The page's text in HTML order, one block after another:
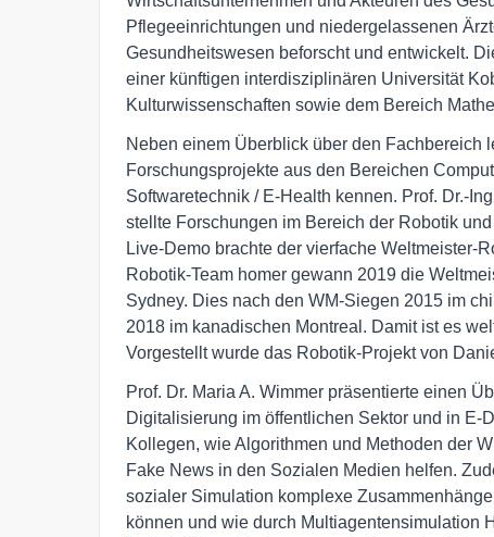
Pflegeeinrichtungen und niedergelassenen
Gesundheitswesen beforscht und entwickelt.
einer künftigen interdisziplinären Universität
Kulturwissenschaften sowie dem Bereich
Neben einem Überblick über den Fachbereich
Forschungsprojekte aus den Bereichen
Softwaretechnik / E-Health kennen. Prof. Dr.-
stellte Forschungen im Bereich der Robotik
Live-Demo brachte der vierfache Weltmeister-
Robotik-Team homer gewann 2019 die
Sydney. Dies nach den WM-Siegen 2015 im
2018 im kanadischen Montreal. Damit ist es
Vorgestellt wurde das Robotik-Projekt von
Prof. Dr. Maria A. Wimmer präsentierte einen
Digitalisierung im öffentlichen Sektor und in E-
Kollegen, wie Algorithmen und Methoden der
Fake News in den Sozialen Medien helfen.
sozialer Simulation komplexe
können und wie durch Multiagentensimulation